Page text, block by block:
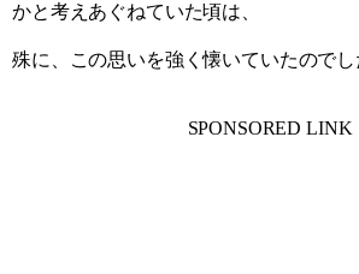
かと考えあぐねていた頃は、
殊に、この思いを強く懐いていたのでし
SPONSORED LINK